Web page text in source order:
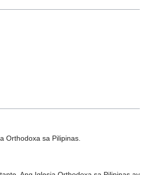
Orthodoxa sa Pilipinas.